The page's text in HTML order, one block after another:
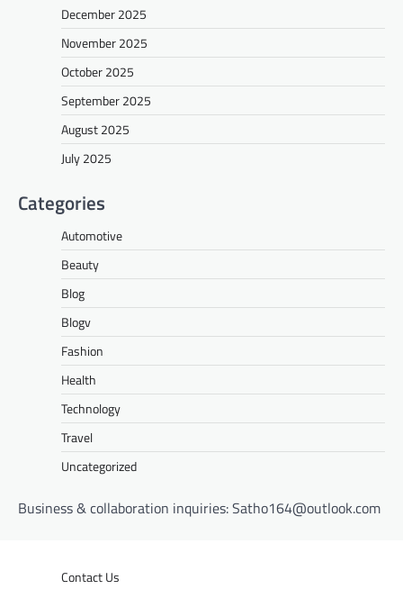
December 2025
November 2025
October 2025
September 2025
August 2025
July 2025
Categories
Automotive
Beauty
Blog
Blogv
Fashion
Health
Technology
Travel
Uncategorized
Business & collaboration inquiries:Satho164@outlook.com
Contact Us